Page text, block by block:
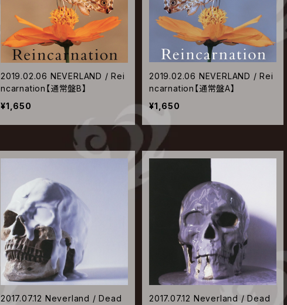
2019.02.06 NEVERLAND / Rei
ncarnation【通常盤B】
¥1,650
2019.02.06 NEVERLAND / Rei
ncarnation【通常盤A】
¥1,650
2017.07.12 Neverland / Dead
2017.07.12 Neverland / Dead